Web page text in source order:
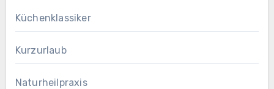
Küchenklassiker
Kurzurlaub
Naturheilpraxis